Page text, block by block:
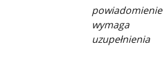
powiadomienie
wymaga
uzupełnienia